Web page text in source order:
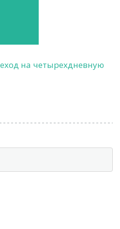
на четырехдневную